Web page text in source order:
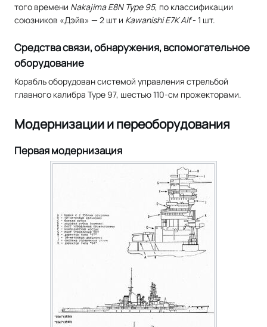
того времени Nakajima E8N Type 95, по классификации
союзников «Дэйв» — 2 шт и Kawanishi E7K Alf- 1 шт.
Средства связи, обнаружения, вспомогательное
оборудование
Корабль оборудован системой управления стрельбой
главного калибра Type 97, шестью 110-см прожекторами.
Модернизации и переоборудования
Первая модернизация